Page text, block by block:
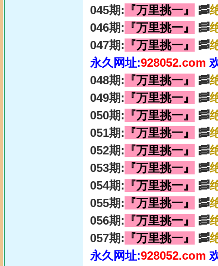
045期: 『万里挑一』 🥓
046期: 『万里挑一』 🥓
047期: 『万里挑一』 🥓
永久网址:928052.com
048期: 『万里挑一』 🥓
049期: 『万里挑一』 🥓
050期: 『万里挑一』 🥓
051期: 『万里挑一』 🥓
052期: 『万里挑一』 🥓
053期: 『万里挑一』 🥓
054期: 『万里挑一』 🥓
055期: 『万里挑一』 🥓
056期: 『万里挑一』 🥓
057期: 『万里挑一』 🥓
永久网址:928052.com